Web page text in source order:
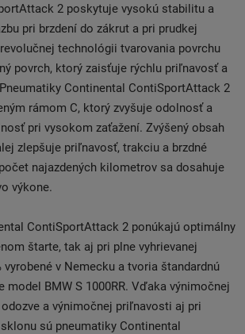
2 poskytuje vysokú stabilitu a
pri brzdení do zákrut a pri prudkej
technológii tvarovania povrchu
povrch, ktorý zaisťuje rýchlu priľnavosť a
Continental ContiSportAttack 2
rámom C, ktorý zvyšuje odolnosť a
pri vysokom zaťažení. Zvýšený obsah
zlepšuje priľnavosť, trakciu a brzdné
najazdených kilometrov sa dosahuje
výkone.
ContiSportAttack 2 ponúkajú optimálny
štarte, tak aj pri plne vyhrievanej
vyrobené v Nemecku a tvoria štandardnú
model BMW S 1000RR. Vďaka výnimočnej
a výnimočnej priľnavosti aj pri
sú pneumatiky Continental